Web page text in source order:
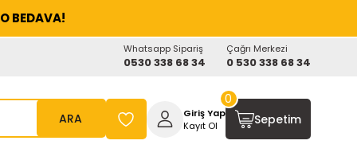
BEDAVA!
Whatsapp Sipariş
0530 338 68 34
Çağrı Merkezi
0 530 338 68 34
ARA
Giriş Yap
Kayıt Ol
Sepetim
0